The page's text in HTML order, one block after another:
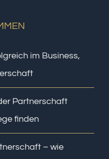
im Business,
Partnerschaft
finden
– wie